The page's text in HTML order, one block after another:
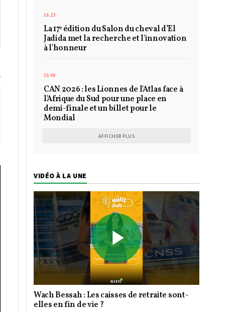
16:23
La 17ᵉ édition du Salon du cheval d’El
Jadida met la recherche et l'innovation
à l'honneur
16:09
CAN 2026 : les Lionnes de l'Atlas face à
l'Afrique du Sud pour une place en
demi-finale et un billet pour le
Mondial
AFFICHER PLUS
VIDÉO À LA UNE
Play
Wach Bessah : Les caisses de retraite sont-
elles en fin de vie ?